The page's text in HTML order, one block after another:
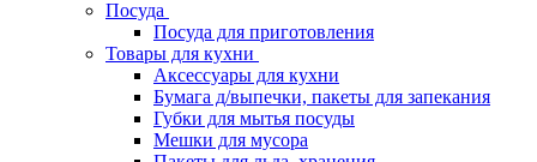
Посуда
Посуда для приготовления
Товары для кухни
Аксессуары для кухни
Бумага д/выпечки, пакеты для запекания
Губки для мытья посуды
Мешки для мусора